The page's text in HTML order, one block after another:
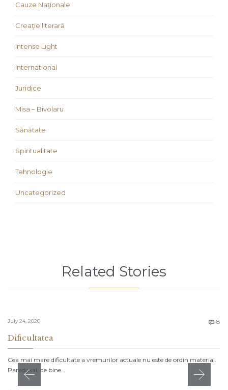
Cauze Naţionale
Creaţie literară
Intense Light
international
Juridice
Misa – Bivolaru
Sănătate
Spiritualitate
Tehnologie
Uncategorized
Related Stories
July 24, 2026  8
Dificultatea
Cea mai mare dificultate a vremurilor actuale nu este de ordin material.
Paradoxal, de bine…